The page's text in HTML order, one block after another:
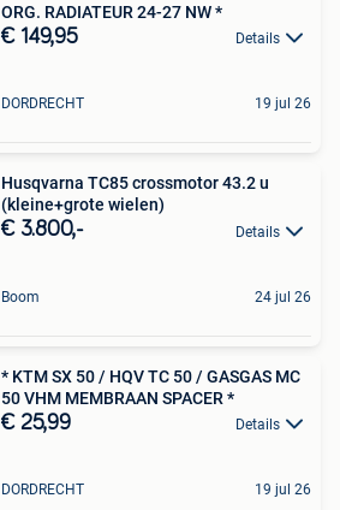
ORG. RADIATEUR 24-27 NW *
€ 149,95 Details
DORDRECHT 19 jul 26
Husqvarna TC85 crossmotor 43.2 u
(kleine+grote wielen)
€ 3.800,- Details
Boom 24 jul 26
* KTM SX 50 / HQV TC 50 / GASGAS MC
50 VHM MEMBRAAN SPACER *
€ 25,99 Details
DORDRECHT 19 jul 26